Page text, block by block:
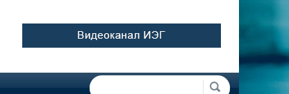
Форма поиска
Поиск